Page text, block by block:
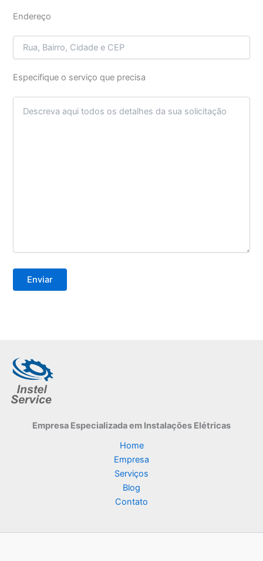
Endereço
Especifique o serviço que precisa
Empresa Especializadaem Instalações Elétricas
Home
Empresa
Serviços
Blog
Contato